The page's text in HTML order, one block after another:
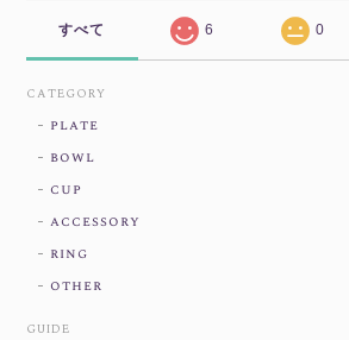
すべて 6 0
CATEGORY
plate
bowl
cup
accessory
ring
other
GUIDE